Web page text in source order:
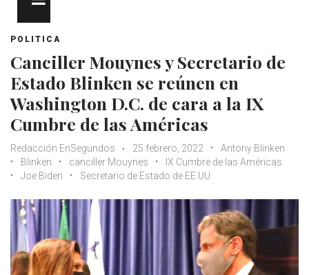
POLITICA
Canciller Mouynes y Secretario de
Estado Blinken se reúnen en
Washington D.C. de cara a la IX
Cumbre de las Américas
Redacción EnSegundos 25 febrero, 2022
Antony Blinken
Blinken
canciller Mouynes
IX Cumbre de las Américas
Joe Biden
Secretario de Estado de EE.UU